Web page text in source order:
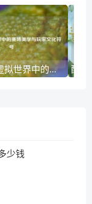
CF极光，虚拟世界中的赛博美学与玩家文化符号
少钱